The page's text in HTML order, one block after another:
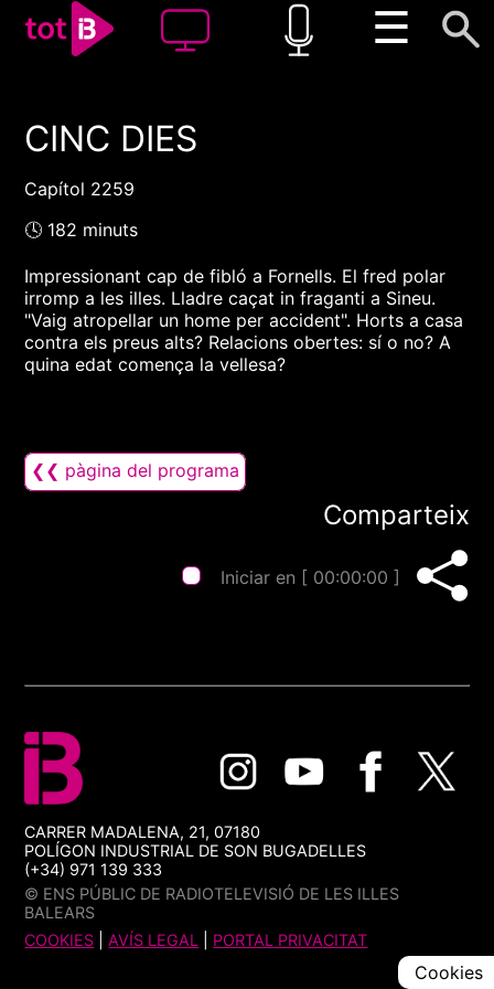
☰
00:00 00:00
CINC DIES
Capítol 2259
🕓 182 minuts
Impressionant cap de fibló a Fornells. El fred polar
irromp a les illes. Lladre caçat in fraganti a Sineu.
"Vaig atropellar un home per accident". Horts a casa
contra els preus alts? Relacions obertes: sí o no? A
quina edat comença la vellesa?
❮❮ pàgina del programa
Comparteix
Iniciar en [ 00:00:00 ]
CARRER MADALENA, 21, 07180
POLÍGON INDUSTRIAL DE SON BUGADELLES
(+34) 971 139 333
© ENS PÚBLIC DE RADIOTELEVISIÓ DE LES ILLES
BALEARS
COOKIES |AVÍS LEGAL PORTAL PRIVACITAT
Cookies